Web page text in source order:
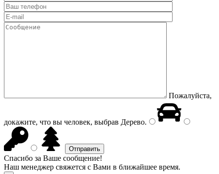
Пожалуйста,
докажите, что вы человек, выбрав Дерево.
Спасибо за Ваше сообщение!
Наш менеджер свяжется с Вами в ближайшее время.